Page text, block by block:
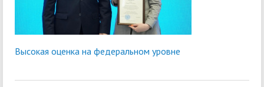
Высокая оценка на федеральном уровне